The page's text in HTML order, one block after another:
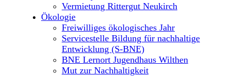
Vermietung Rittergut Neukirch
Ökologie
Freiwilliges ökologisches Jahr
Servicestelle Bildung für nachhaltige
Entwicklung (S-BNE)
BNE Lernort Jugendhaus Wilthen
Mut zur Nachhaltigkeit